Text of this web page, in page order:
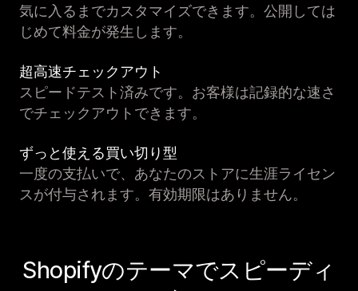
気に入るまでカスタマイズできます。公開しては
じめて料金が発生します。
超高速チェックアウト
スピードテスト済みです。お客様は記録的な速さ
でチェックアウトできます。
ずっと使える買い切り型
一度の支払いで、あなたのストアに生涯ライセン
スが付与されます。有効期限はありません。
Shopifyのテーマでスピーディ